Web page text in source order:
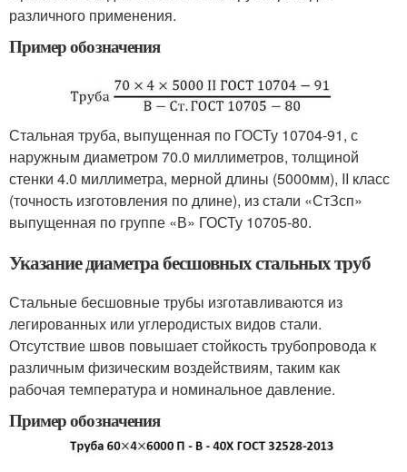
различного применения.
Пример обозначения
Стальная труба, выпущенная по ГОСТу 10704-91, с
наружным диаметром 70.0 миллиметров, толщиной
стенки 4.0 миллиметра, мерной длины (5000мм), II класс
(точность изготовления по длине), из стали «СтЗсп»
выпущенная по группе «В» ГОСТу 10705-80.
Указание диаметра бесшовных стальных труб
Стальные бесшовные трубы изготавливаются из
легированных или углеродистых видов стали.
Отсутствие швов повышает стойкость трубопровода к
различным физическим воздействиям, таким как
рабочая температура и номинальное давление.
Пример обозначения